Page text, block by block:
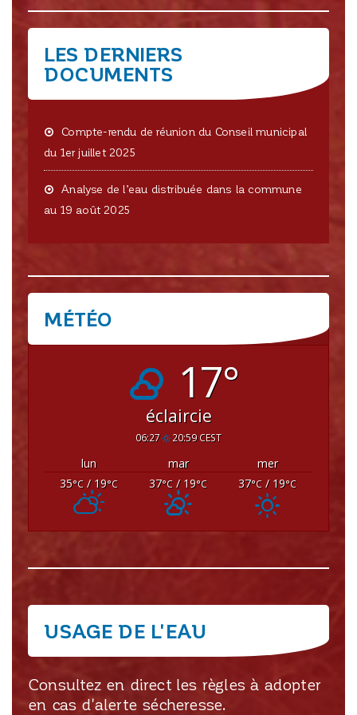
LES DERNIERS
DOCUMENTS
Compte-rendu de réunion du Conseil municipal
du 1er juillet 2025
Analyse de l’eau distribuée dans la commune
au 19 août 2025
MÉTÉO
17°
éclaircie
06:27 20:59 CEST
lun mar
mer
35°C / 19°C 37°C / 19°C 37°C / 19°C
USAGE DE L'EAU
Consultez en direct les règles à adopter
en cas d'alerte sécheresse.